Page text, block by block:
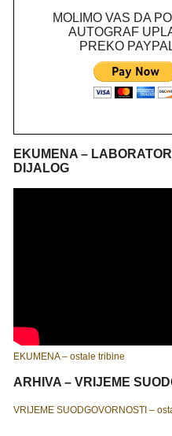
MOLIMO VAS DA
AUTOGRAF
PREKO
EKUMENA –
DIJALOG
EKUMENA – ostale tribine
ARHIVA – VRIJEME
VRIJEME SUODGOVORNOSTI –